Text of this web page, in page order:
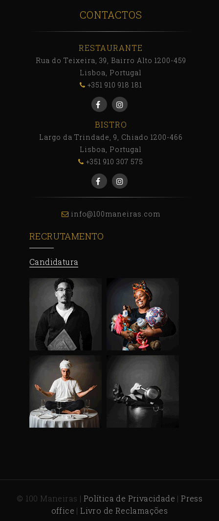
CONTACTOS
RESTAURANTE
Rua do Teixeira, 39, Bairro Alto 1200-459
Lisboa, Portugal
+351 910 918 181
BISTRO
Largo da Trindade, 9, Chiado 1200-466
Lisboa, Portugal
+351 910 307 575
info@100maneiras.com
RECRUTAMENTO
Candidatura
© 100 Maneiras | Política de Privacidade |Press
office |Livro de Reclamações